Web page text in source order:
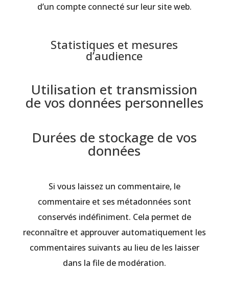
d’un compte connecté sur leur site web.
Statistiques et mesures
d’audience
Utilisation et transmission
de vos données personnelles
Durées de stockage de vos
données
Si vous laissez un commentaire, le
commentaire et ses métadonnées sont
conservés indéfiniment. Cela permet de
reconnaître et approuver automatiquement les
commentaires suivants au lieu de les laisser
dans la file de modération.